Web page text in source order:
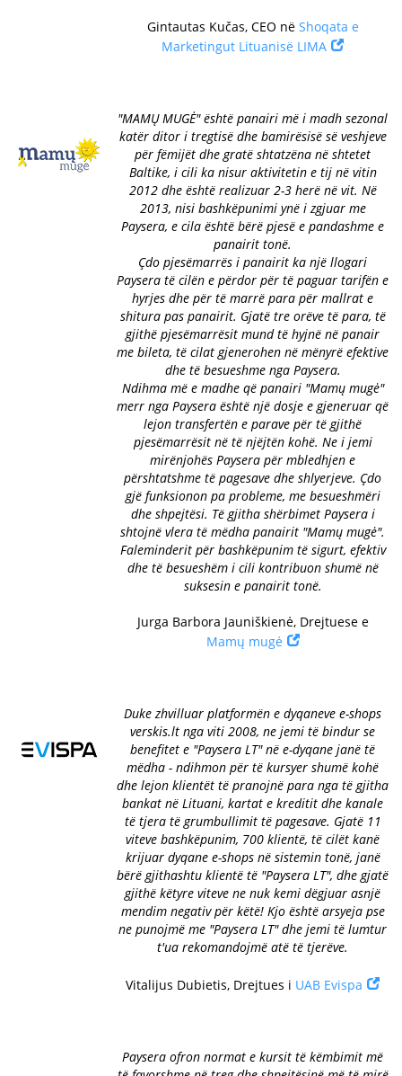
Gintautas Kučas, CEO në Shoqata e
Marketingut Lituanisë LIMA
"MAMŲ MUGĖ" është panairi më i madh sezonal
katër ditor i tregtisë dhe bamirësisë së veshjeve
për fëmijët dhe gratë shtatzëna në shtetet
Baltike, i cili ka nisur aktivitetin e tij në vitin
2012 dhe është realizuar 2-3 herë në vit. Në
2013, nisi bashkëpunimi ynë i zgjuar me
Paysera, e cila është bërë pjesë e pandashme e
panairit tonë.
Çdo pjesëmarrës i panairit ka një llogari
Paysera të cilën e përdor për të paguar tarifën e
hyrjes dhe për të marrë para për mallrat e
shitura pas panairit. Gjatë tre orëve të para, të
gjithë pjesëmarrësit mund të hyjnë në panair
me bileta, të cilat gjenerohen në mënyrë efektive
dhe të besueshme nga Paysera.
Ndihma më e madhe që panairi "Mamų mugė"
merr nga Paysera është një dosje e gjeneruar që
lejon transfertën e parave për të gjithë
pjesëmarrësit në të njëjtën kohë. Ne i jemi
mirënjohës Paysera për mbledhjen e
përshtatshme të pagesave dhe shlyerjeve. Çdo
gjë funksionon pa probleme, me besueshmëri
dhe shpejtësi. Të gjitha shërbimet Paysera i
shtojnë vlera të mëdha panairit "Mamų mugė".
Faleminderit për bashkëpunim të sigurt, efektiv
dhe të besueshëm i cili kontribuon shumë në
suksesin e panairit tonë.
Jurga Barbora Jauniškienė, Drejtuese e
Mamų mugė
Duke zhvilluar platformën e dyqaneve e-shops
verskis.lt nga viti 2008, ne jemi të bindur se
benefitet e "Paysera LT" në e-dyqane janë të
mëdha - ndihmon për të kursyer shumë kohë
dhe lejon klientët të pranojnë para nga të gjitha
bankat në Lituani, kartat e kreditit dhe kanale
të tjera të grumbullimit të pagesave. Gjatë 11
viteve bashkëpunim, 700 klientë, të cilët kanë
krijuar dyqane e-shops në sistemin tonë, janë
bërë gjithashtu klientë të "Paysera LT", dhe gjatë
gjithë këtyre viteve ne nuk kemi dëgjuar asnjë
mendim negativ për këtë! Kjo është arsyeja pse
ne punojmë me "Paysera LT" dhe jemi të lumtur
t'ua rekomandojmë atë të tjerëve.
Vitalijus Dubietis, Drejtues i UAB Evispa
Paysera ofron normat e kursit të këmbimit më